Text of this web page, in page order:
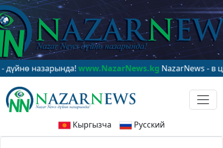
назарында!www.NazarNews.kgNazarNews - в центре
Кыргызча Русский